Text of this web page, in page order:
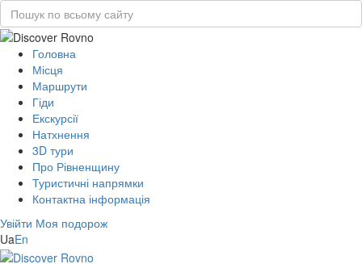
Головна
Місця
Маршрути
Гіди
Екскурсії
Натхнення
3D тури
Про Рівненщину
Туристичні напрямки
Контактна інформація
Увійти Моя подорож
UaEn